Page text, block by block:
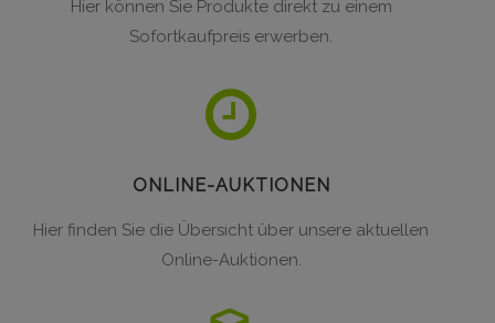
Hier können Sie Produkte direkt zu einem
Sofortkaufpreis erwerben.
ONLINE-AUKTIONEN
Hier finden Sie die Übersicht über unsere aktuellen
Online-Auktionen.